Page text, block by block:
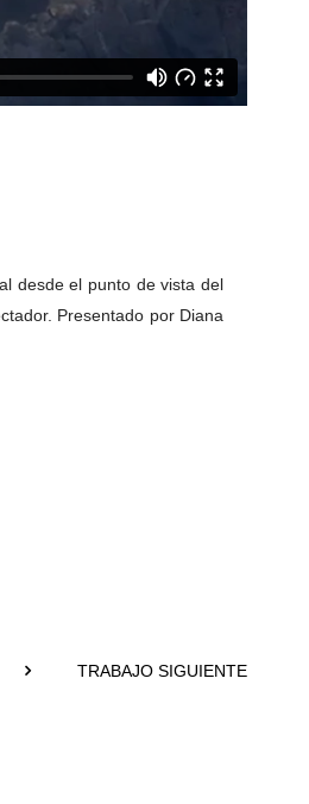
desde el punto de vista del
Presentado por Diana
TRABAJO SIGUIENTE